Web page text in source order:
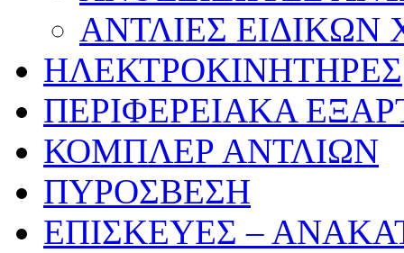
ΑΝΤΛΙΕΣ ΕΙΔΙΚΩΝ
ΗΛΕΚΤΡΟΚΙΝΗΤΗΡΕΣ
ΠΕΡΙΦΕΡΕΙΑΚΑ
ΚΟΜΠΛΕΡ ΑΝΤΛΙΩΝ
ΠΥΡΟΣΒΕΣΗ
ΕΠΙΣΚΕΥΕΣ –